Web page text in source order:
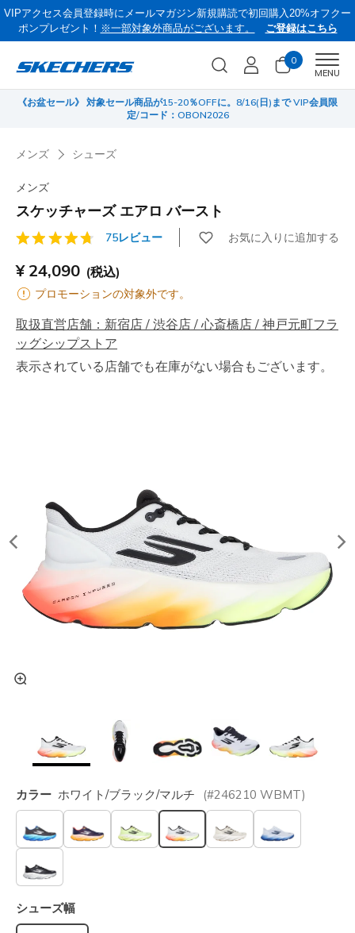
VIPアクセス会員登録時にメールマガジン新規購読で初回購入20%オフクー
ポンプレゼント！ ※一部対象外商品がございます。 ご登録はこちら
0
MENU
《お盆セール》 対象セール商品が15-20％OFFに。8/16(日)まで VIP会員限
定/コード：OBON2026
メンズ シューズ
メンズ
スケッチャーズ エアロ バースト
顧客評価4.3/5件75レビュー お気に入りに追加する
¥ 24,090 (税込)
プロモーションの対象外です。
取扱直営店舗：新宿店 / 渋谷店 / 心斎橋店 / 神戸元町フラ
ッグシップストア
表示されている店舗でも在庫がない場合もございます。
カラー ホワイト/ブラック/マルチ (#246210 WBMT)
選択されました
シューズ幅